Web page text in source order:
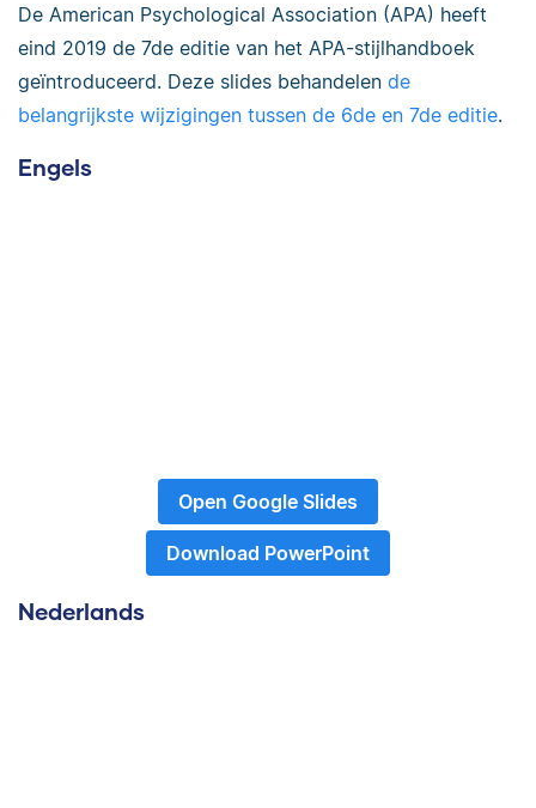
De American Psychological Association (APA) heeft
eind 2019 de 7de editie van het APA-stijlhandboek
geïntroduceerd. Deze slides behandelen de
belangrijkste wijzigingen tussen de 6de en 7de editie.
Engels
Open Google Slides
Download PowerPoint
Nederlands